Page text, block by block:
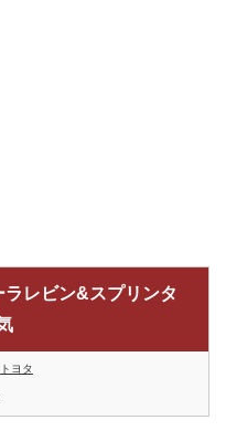
レビン&スプリンタ
トヨタ